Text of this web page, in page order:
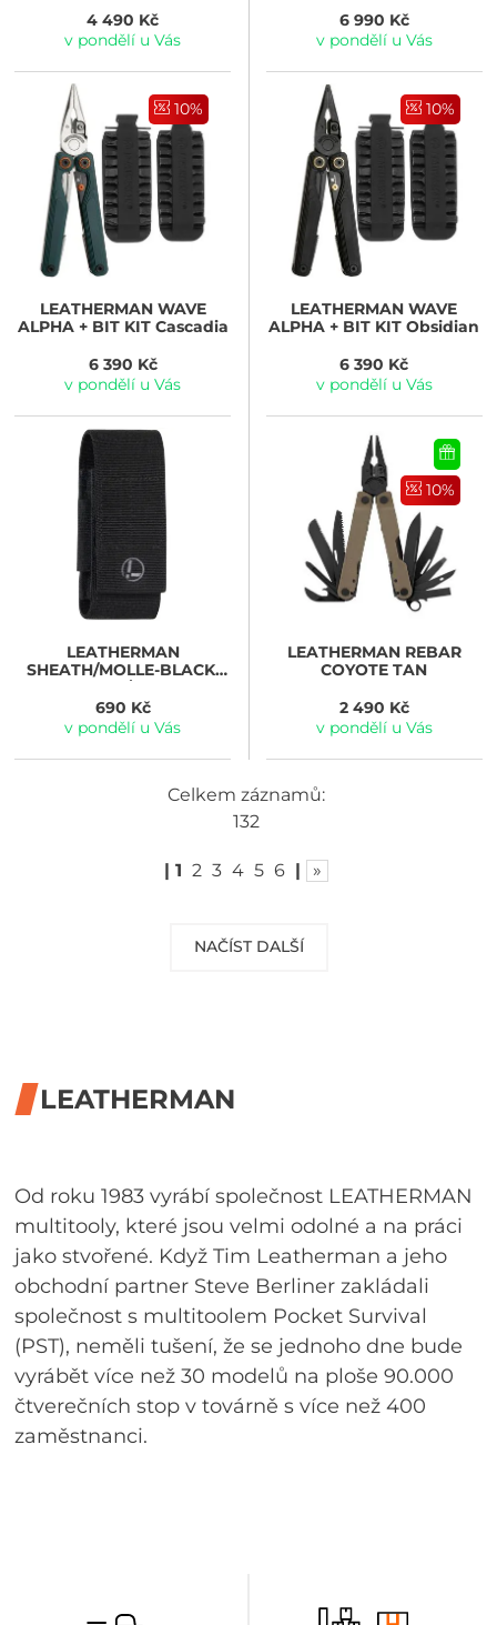
4 490 Kč
v pondělí u Vás
6 990 Kč
v pondělí u Vás
10%
LEATHERMANWAVE
ALPHA + BIT KIT Cascadia
6 390 Kč
v pondělí u Vás
10%
LEATHERMAN WAVE
ALPHA + BIT KIT Obsidian
6 390 Kč
v pondělí u Vás
LEATHERMAN
SHEATH/MOLLE-BLACK-
V2/L
690 Kč
v pondělí u Vás
10%
LEATHERMANREBAR
COYOTE TAN
2 490 Kč
v pondělí u Vás
NAČÍST DALŠÍ
Celkem záznamů:
132
| 1 2 3 4 5 6 | »
LEATHERMAN
Od roku 1983 vyrábí společnost LEATHERMAN
multitooly, které jsou velmi odolné a na práci
jako stvořené. Když Tim Leatherman a jeho
obchodní partner Steve Berliner zakládali
společnost s multitoolem Pocket Survival
(PST), neměli tušení, že se jednoho dne bude
vyrábět více než 30 modelů na ploše 90.000
čtverečních stop v továrně s více než 400
zaměstnanci.